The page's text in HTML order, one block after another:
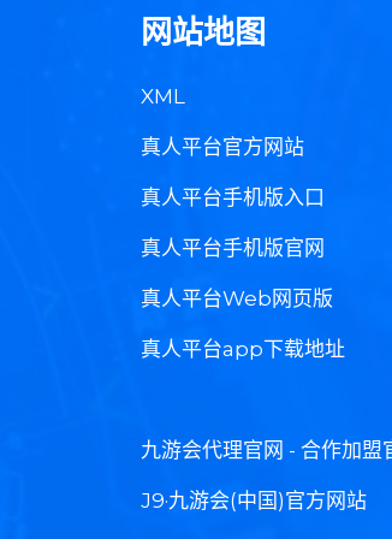
网站地图
XML
真人平台官方网站
真人平台手机版入口
真人平台手机版官网
真人平台Web网页版
真人平台app下载地址
九游会代理官网 - 合作加盟
J9·九游会(中国)官方网站